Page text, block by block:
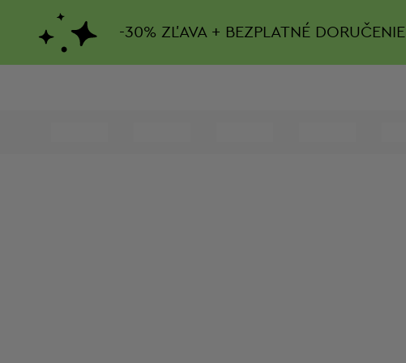
-30% ZĽAVA + BEZPLATNÉ DORUČENIE